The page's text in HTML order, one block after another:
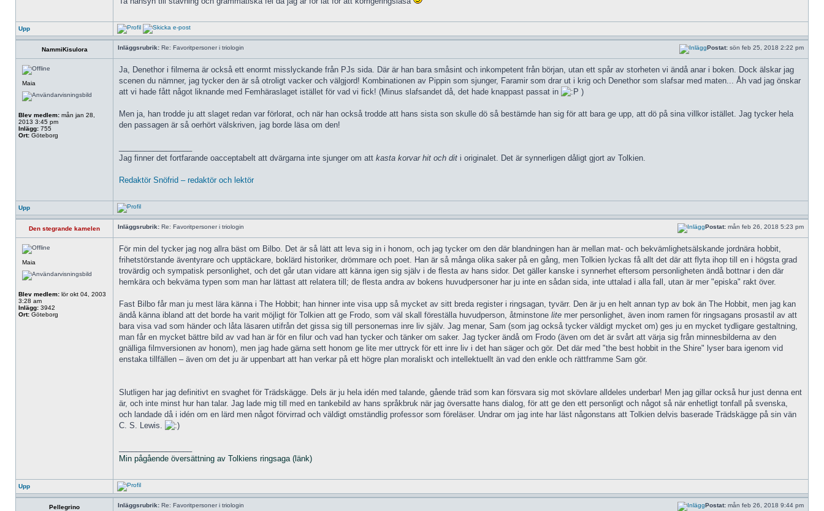
Upp
NammiKisulora Inläggsrubrik: Re: Favoritpersoner i triologin Postat: sön feb 25, 2018 2:22 pm
Maia
Blev medlem: mån jan 28,
2013 3:45 pm
Inlägg: 755
Ort: Göteborg
Ja, Denethor i filmerna är också ett enormt misslyckande från PJs sida. Där är han bara småsint och inkompetent från början, utan ett spår av storheten vi ändå anar i boken. Dock älskar jag
scenen du nämner, jag tycker den är så otroligt vacker och välgjord! Kombinationen av Pippin som sjunger, Faramir som drar ut i krig och Denethor som slafsar med maten... Åh vad jag önskar
att vi hade fått något liknande med Femhäraslaget istället för vad vi fick! (Minus slafsandet då, det hade knappast passat in
)
Men ja, han trodde ju att slaget redan var förlorat, och när han också trodde att hans sista son skulle dö så bestämde han sig för att bara ge upp, att dö på sina villkor istället. Jag tycker hela
den passagen är så oerhört välskriven, jag borde läsa om den!
Jag finner det fortfarande oacceptabelt att dvärgarna inte sjunger om att kasta korvar hit och dit i originalet. Det är synnerligen dåligt gjort av Tolkien.
Redaktör Snöfrid – redaktör och lektör
Upp
Den stegrande kamelen Inläggsrubrik: Re: Favoritpersoner i triologin Postat: mån feb 26, 2018 5:23 pm
Maia
Blev medlem: lör okt 04, 2003
3:28 am
Inlägg: 3942
Ort: Göteborg
För min del tycker jag nog allra bäst om Bilbo. Det är så lätt att leva sig in i honom, och jag tycker om den där blandningen han är mellan mat- och bekvämlighetsälskande jordnära hobbit,
frihetstörstande äventyrare och upptäckare, boklärd historiker, drömmare och poet. Han är så många olika saker på en gång, men Tolkien lyckas få allt det där att flyta ihop till en i högsta grad
trovärdig och sympatisk personlighet, och det går utan vidare att känna igen sig själv i de flesta av hans sidor. Det gäller kanske i synnerhet eftersom personligheten ändå bottnar i den där
hemkära och bekväma typen som man har lättast att relatera till; de flesta andra av bokens huvudpersoner har ju inte en sådan sida, inte uttalad i alla fall, utan är mer "episka" rakt över.
Fast Bilbo får man ju mest lära känna i The Hobbit; han hinner inte visa upp så mycket av sitt breda register i ringsagan, tyvärr. Den är ju en helt annan typ av bok än The Hobbit, men jag kan
ändå känna ibland att det borde ha varit möjligt för Tolkien att ge Frodo, som väl skall föreställa huvudperson, åtminstone lite mer personlighet, även inom ramen för ringsagans prosastil av att
bara visa vad som händer och låta läsaren utifrån det gissa sig till personernas inre liv själv. Jag menar, Sam (som jag också tycker väldigt mycket om) ges ju en mycket tydligare gestaltning,
man får en mycket bättre bild av vad han är för en filur och vad han tycker och tänker om saker. Jag tycker ändå om Frodo (även om det är svårt att värja sig från minnesbilderna av den
gnälliga filmversionen av honom), men jag hade gärna sett honom ge lite mer uttryck för ett inre liv i det han säger och gör. Det där med "the best hobbit in the Shire" lyser bara igenom vid
enstaka tillfällen – även om det ju är uppenbart att han verkar på ett högre plan moraliskt och intellektuellt än vad den enkle och rättframme Sam gör.
Slutligen har jag definitivt en svaghet för Trädskägge. Dels är ju hela idén med talande, gående träd som kan försvara sig mot skövlare alldeles underbar! Men jag gillar också hur just denna ent
är, och inte minst hur han talar. Jag lade mig till med en tankebild av hans språkbruk när jag översatte hans dialog, för att ge den ett personligt och något så när enhetligt tonfall på svenska,
och landade då i idén om en lärd men något förvirrad och väldigt omständlig professor som föreläser. Undrar om jag inte har läst någonstans att Tolkien delvis baserade Trädskägge på sin vän
C. S. Lewis.
Min pågående översättning av Tolkiens ringsaga (länk)
Upp
Pellegrino Inläggsrubrik: Re: Favoritpersoner i triologin Postat: mån feb 26, 2018 9:44 pm